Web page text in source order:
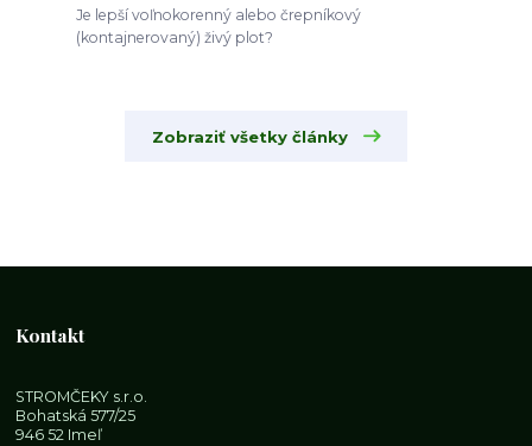
Je lepší voľnokorenný alebo črepníkový
(kontajnerovaný) živý plot?
Zobraziť všetky články
Kontakt
STROMČEKY s.r.o.
Bohatská 577/25
946 52 Imeľ